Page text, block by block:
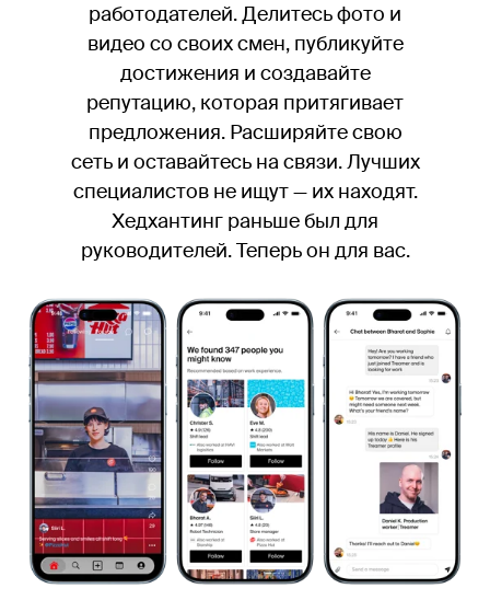
работодателей. Делитесь фото и
видео со своих смен, публикуйте
достижения и создавайте
репутацию, которая притягивает
предложения. Расширяйте свою
сеть и оставайтесь на связи. Лучших
специалистов не ищут — их находят.
Хедхантинг раньше был для
руководителей. Теперь он для вас.